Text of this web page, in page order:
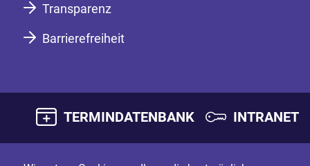
Transparenz
Barrierefreiheit
TERMINDATENBANK INTRANET